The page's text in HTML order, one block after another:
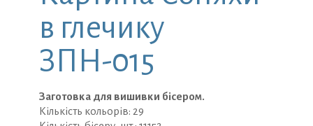
в глечику
ЗПН-015
Заготовка для вишивки бісером.
Кількість кольорів: 29